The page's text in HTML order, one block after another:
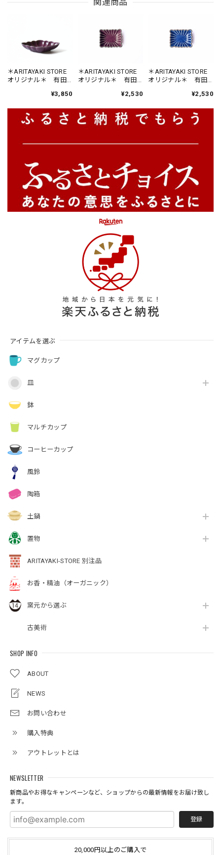
アイテムを選ぶ
マグカップ
皿
鉢
マルチカップ
コーヒーカップ
風鈴
陶箱
土鍋
置物
ARITAYAKI-STORE 別注品
お香・精油（オーガニック）
窯元から選ぶ
古美術
SHOP INFO
ABOUT
NEWS
お問い合わせ
購入特典
アウトレットとは
NEWSLETTER
新商品やお得なキャンペーンなど、ショップからの最新情報をお届け致し
ます。
登録
20,000円以上のご購入で
関連商品
＊ARITAYAKI STORE
オリジナル＊ 有田
¥3,850
＊ARITAYAKI STORE
オリジナル＊ 有田
菊割長角小皿¥2,530
＊ARITAYAKI STORE
オリジナル＊ 有田
釉 菊割長角小皿
¥2,530